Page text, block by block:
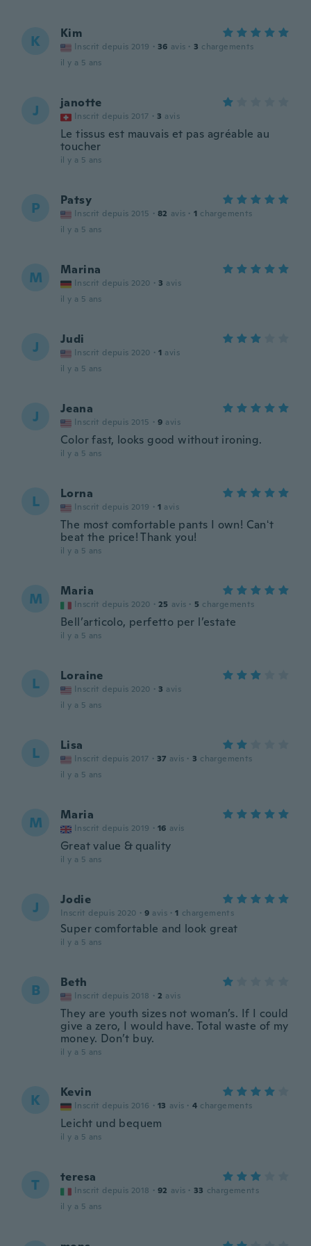
K Kim
Inscrit depuis 2019 · 36 avis · 3 chargements
il y a 5 ans
J janotte
Inscrit depuis 2017 · 3 avis
Le tissus est mauvais et pas agréable au
toucher
il y a 5 ans
P Patsy
Inscrit depuis 2015 · 82 avis · 1 chargements
il y a 5 ans
M Marina
Inscrit depuis 2020 · 3 avis
il y a 5 ans
J Judi
Inscrit depuis 2020 · 1 avis
il y a 5 ans
J Jeana
Inscrit depuis 2015 · 9 avis
Color fast, looks good without ironing.
il y a 5 ans
L Lorna
Inscrit depuis 2019 · 1 avis
The most comfortable pants I own! Canʻt
beat the price! Thank you!
il y a 5 ans
M Maria
Inscrit depuis 2020 · 25 avis · 5 chargements
Bell’articolo, perfetto per l’estate
il y a 5 ans
L Loraine
Inscrit depuis 2020 · 3 avis
il y a 5 ans
L Lisa
Inscrit depuis 2017 · 37 avis · 3 chargements
il y a 5 ans
M Maria
Inscrit depuis 2019 · 16 avis
Great value & quality
il y a 5 ans
J Jodie
Inscrit depuis 2020 · 9 avis · 1 chargements
Super comfortable and look great
il y a 5 ans
B Beth
Inscrit depuis 2018 · 2 avis
They are youth sizes not woman’s. If I could
give a zero, I would have. Total waste of my
money. Don’t buy.
il y a 5 ans
K Kevin
Inscrit depuis 2016 · 13 avis · 4 chargements
Leicht und bequem
il y a 5 ans
T teresa
Inscrit depuis 2018 · 92 avis · 33 chargements
il y a 5 ans